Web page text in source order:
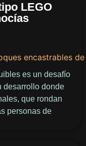
LEGO
es un desafío
desarrollo donde
que rondan
personas de